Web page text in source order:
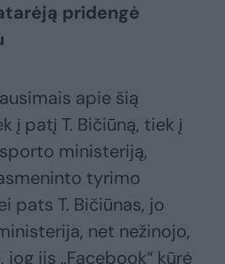
pridengė
apie šią
į patį T. Bičiūną, tiek į
ministeriją,
tyrimo
pats T. Bičiūnas, jo
net nežinojo,
jis „Facebook“ kūrė